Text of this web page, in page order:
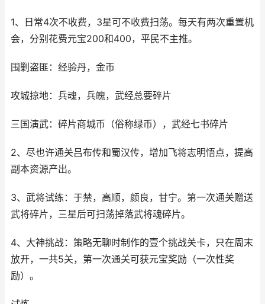
1、日常4次不收费，3星可不收费扫荡。每天有两次重置机
会，分别花费元宝200和400，平民不主推。
围剿盗匪：经验丹，金币
攻城掠地：兵魂，兵魄，武经总要碎片
三国演武：碎片商城币（俗称绿币），武经七书碎片
2、尽也许通关吕布传和蜀汉传，增加飞将志明悟点，提高
副本资源产出。
3、武将试练：于禁，高顺，颜良，甘宁。第一次通关赠送
武将碎片，三星后可扫荡掉落武将魂碎片。
4、大神挑战：策略无聊时制作的壹个挑战关卡，只在周末
放开，一共5关，第一次通关可获元宝奖励（一次性奖
励）。